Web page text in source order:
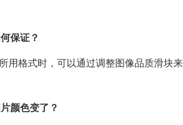
保证？
用格式时，可以通过调整图像品质滑块
颜色变了？